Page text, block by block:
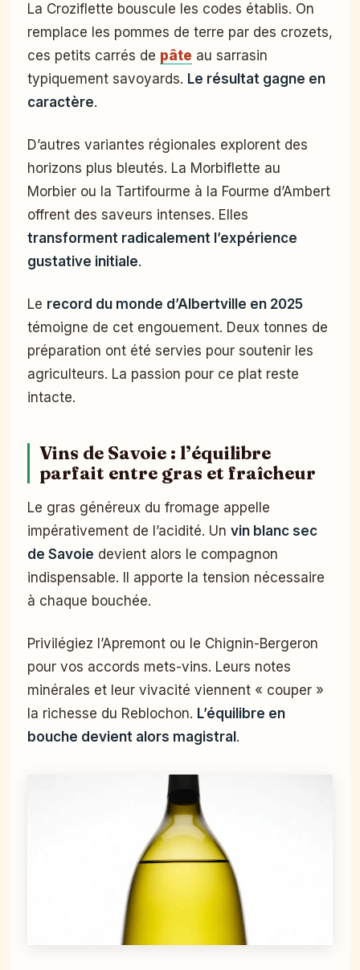
La Croziflette bouscule les codes établis. On
remplace les pommes de terre par des crozets,
ces petits carrés de pâte au sarrasin
typiquement savoyards. Le résultat gagne en
caractère.
D’autres variantes régionales explorent des
horizons plus bleutés. La Morbiflette au
Morbier ou la Tartifourme à la Fourme d’Ambert
offrent des saveurs intenses. Elles
transforment radicalement l’expérience
gustative initiale.
Le record du monde d’Albertville en 2025
témoigne de cet engouement. Deux tonnes de
préparation ont été servies pour soutenir les
agriculteurs. La passion pour ce plat reste
intacte.
Vins de Savoie : l’équilibre
parfait entre gras et fraîcheur
Le gras généreux du fromage appelle
impérativement de l’acidité. Un vin blanc sec
de Savoie devient alors le compagnon
indispensable. Il apporte la tension nécessaire
à chaque bouchée.
Privilégiez l’Apremont ou le Chignin-Bergeron
pour vos accords mets-vins. Leurs notes
minérales et leur vivacité viennent « couper »
la richesse du Reblochon. L’équilibre en
bouche devient alors magistral .